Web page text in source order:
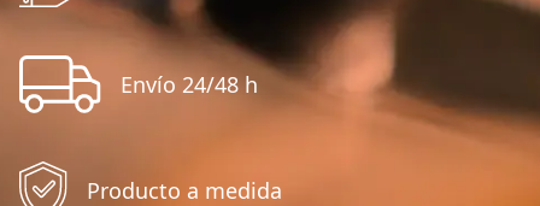
Envío 24/48 h
Producto a medida